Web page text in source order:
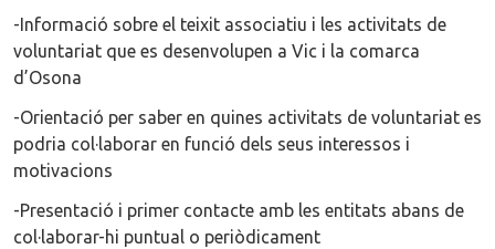
-Informació sobre el teixit associatiu i les activitats de
voluntariat que es desenvolupen a Vic i la comarca
d’Osona
-Orientació per saber en quines activitats de voluntariat es
podria col·laborar en funció dels seus interessos i
motivacions
-Presentació i primer contacte amb les entitats abans de
col·laborar-hi puntual o periòdicament